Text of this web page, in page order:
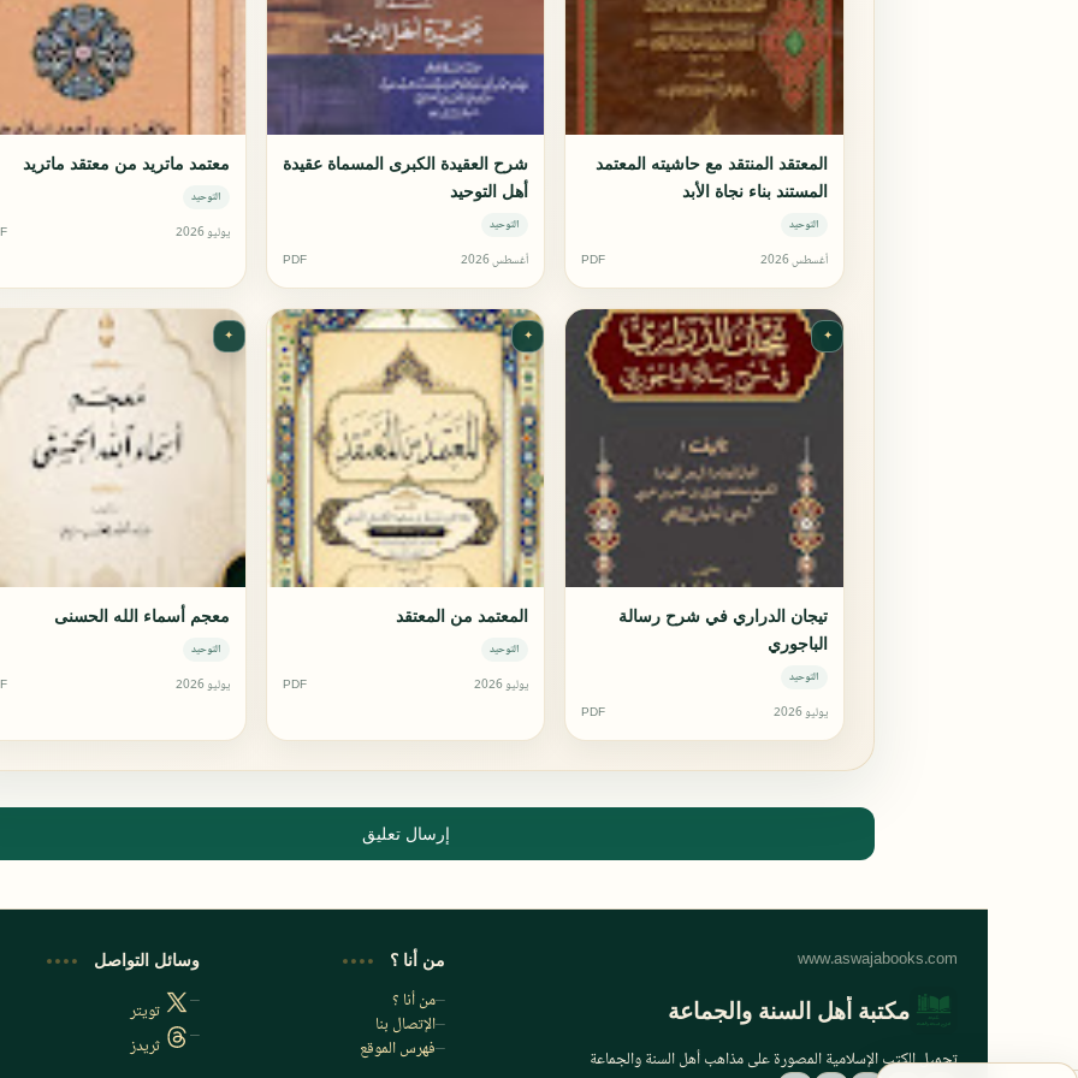
المعتقد المنتقد مع حاشيته المعتمد
المستند بناء نجاة الأبد
التوحيد
أغسطس 2026 PDF
شرح العقيدة الكبرى المسماة عقيدة
أهل التوحيد
التوحيد
أغسطس 2026 PDF
معتمد ماتريد من معتقد ماتريد
التوحيد
يوليو 2026
✦
تيجان الدراري في شرح رسالة
الباجوري
التوحيد
يوليو 2026 PDF
✦
المعتمد من المعتقد
التوحيد
يوليو 2026 PDF
✦
معجم أسماء الله الحسنى
التوحيد
يوليو 2026
إرسال تعليق
مكتبة أهل السنة والجماعة
تحميل الكتب الإسلامية المصورة على مذاهب أهل السنة والجماعة
من أنا ؟
من أنا ؟
الإتصال بنا
فهرس الموقع
وسائل التواصل
تويتر
ثريدز